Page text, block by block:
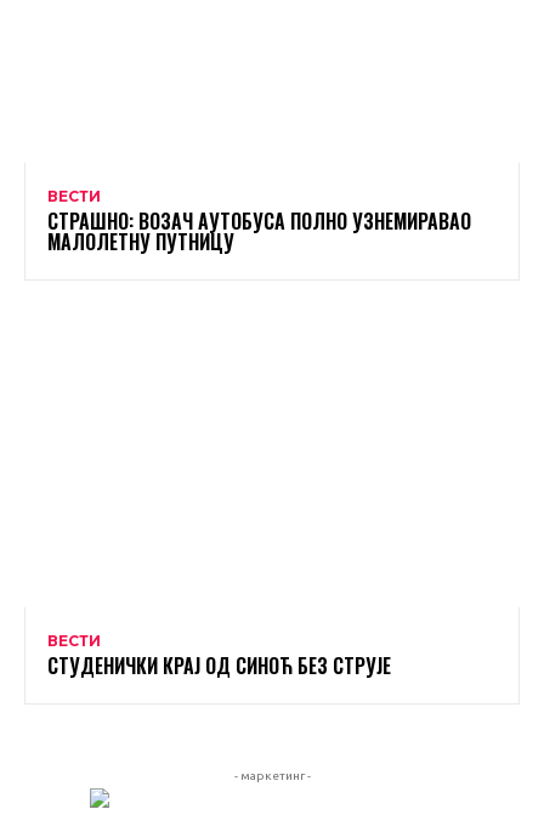
ВЕСТИ
СТРАШНО: ВОЗАЧ АУТОБУСА ПОЛНО УЗНЕМИРАВАО
МАЛОЛЕТНУ ПУТНИЦУ
ВЕСТИ
СТУДЕНИЧКИ КРАЈ ОД СИНОЋ БЕЗ СТРУЈЕ
- маркетинг -